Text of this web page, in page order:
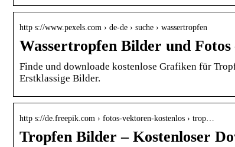
http s://www.pexels.com › de-de › suche › wassertropfen
Wassertropfen Bilder und Fotos
Finde und downloade kostenlose Grafiken für
Erstklassige Bilder.
http s://de.freepik.com › fotos-vektoren-kostenlos › trop…
Tropfen Bilder – Kostenloser